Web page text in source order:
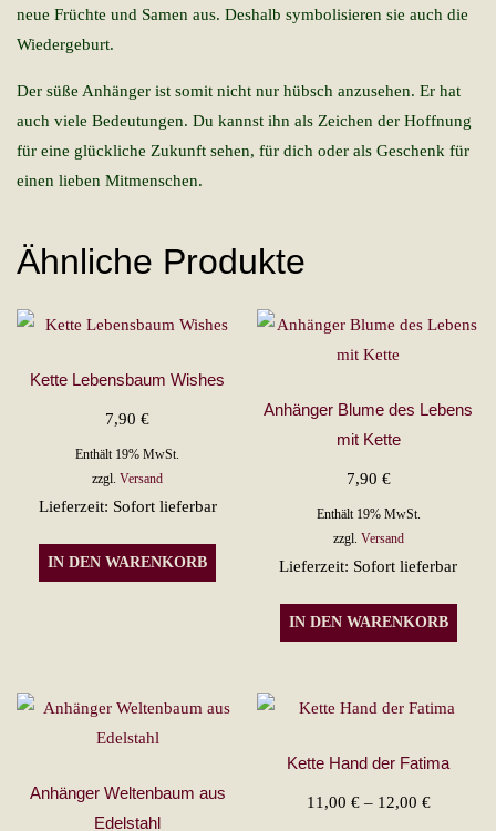
neue Früchte und Samen aus. Deshalb symbolisieren sie auch die
Wiedergeburt.
Der süße Anhänger ist somit nicht nur hübsch anzusehen. Er hat
auch viele Bedeutungen. Du kannst ihn als Zeichen der Hoffnung
für eine glückliche Zukunft sehen, für dich oder als Geschenk für
einen lieben Mitmenschen.
Ähnliche Produkte
Kette Lebensbaum Wishes
7,90€
Enthält 19% MwSt.
zzgl.Versand
Lieferzeit: Sofort lieferbar
IN DEN WARENKORB
Anhänger Blume des Lebens
mit Kette
7,90 €
Enthält 19% MwSt.
zzgl. Versand
Lieferzeit: Sofort lieferbar
IN DEN WARENKORB
Anhänger Weltenbaum aus
Edelstahl
Kette Hand der Fatima
11,00 € – 12,00 €